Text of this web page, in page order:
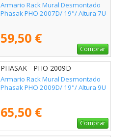
Armario Rack Mural Desmontado
Phasak PHO 2007D/ 19"/ Altura 7U
59,50 €
Comprar
PHASAK - PHO 2009D
Armario Rack Mural Desmontado
Phasak PHO 2009D/ 19"/ Altura 9U
65,50 €
Comprar